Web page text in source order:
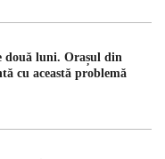
două luni. Orașul din
cu această problemă